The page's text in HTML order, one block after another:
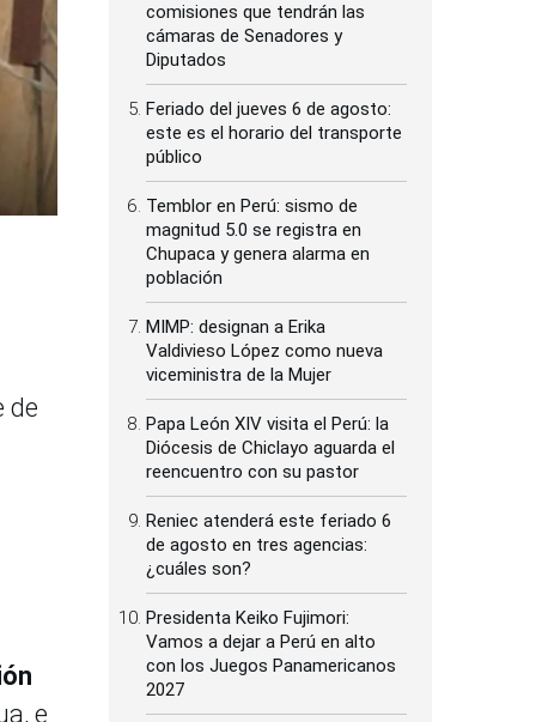
de
e
comisiones que tendrán las
cámaras de Senadores y
Diputados
Feriado del jueves 6 de agosto:
este es el horario del transporte
público
Temblor en Perú: sismo de
magnitud 5.0 se registra en
Chupaca y genera alarma en
población
MIMP: designan a Erika
Valdivieso López como nueva
viceministra de la Mujer
Papa León XIV visita el Perú: la
Diócesis de Chiclayo aguarda el
reencuentro con su pastor
Reniec atenderá este feriado 6
de agosto en tres agencias:
¿cuáles son?
Presidenta Keiko Fujimori:
Vamos a dejar a Perú en alto
con los Juegos Panamericanos
2027